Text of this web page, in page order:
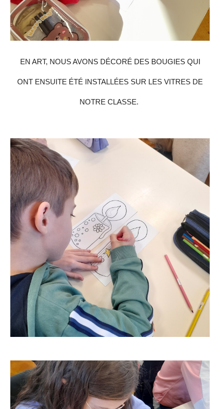
EN ART, NOUS AVONS DÉCORÉ DES BOUGIES QUI
ONT ENSUITE ÉTÉ INSTALLÉES SUR LES VITRES DE
NOTRE CLASSE.